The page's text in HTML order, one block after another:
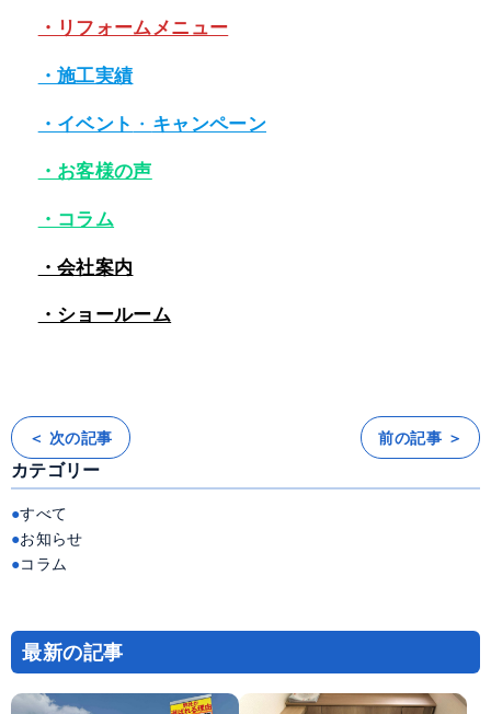
・リフォームメニュー
・施工実績
・イベント ・ キャンペーン
・お客様の声
・コラム
・会社案内
・ショールーム
投
稿
ナ
ビ
ゲ
ー
シ
ョ
ン
＜ 次の記事 前の記事 ＞
カテゴリー
すべて
お知らせ
コラム
最新の記事